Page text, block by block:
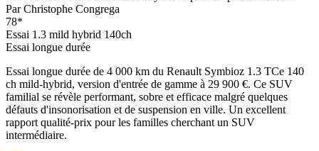
ParChristophe Congrega
78*
Essai 1.3 mild hybrid 140ch
Essai longue durée
Essai longue durée de 4 000 km du Renault Symbioz 1.3 TCe 140
ch mild-hybrid, version d'entrée de gamme à 29 900 €. Ce SUV
familial se révèle performant, sobre et efficace malgré quelques
défauts d'insonorisation et de suspension en ville. Un excellent
rapport qualité-prix pour les familles cherchant un SUV
intermédiaire.